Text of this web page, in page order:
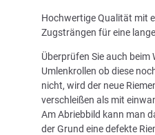
Hochwertige Qualität mit
Zugsträngen für eine
Überprüfen Sie auch beim
Umlenkrollen ob diese
nicht, wird der neue
verschleißen als mit
Am Abriebbild kann man
der Grund eine defekte